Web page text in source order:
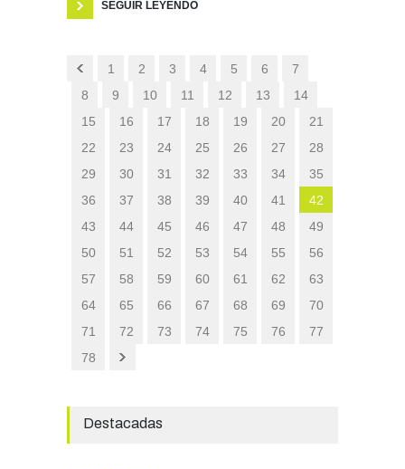
SEGUIR LEYENDO
1 2 3 4 5 6
7
8
9 10 11 12 13
14
15
16 17 18 19 20
21
22
23 24 25 26 27
28
29
30 31 32 33 34
35
36
37 38 39 40 41
42
43
44 45 46 47 48
49
50
51 52 53 54 55
56
57
58 59 60 61 62
63
64
65 66 67 68 69
70
71
72 73 74 75 76
77
78
Destacadas